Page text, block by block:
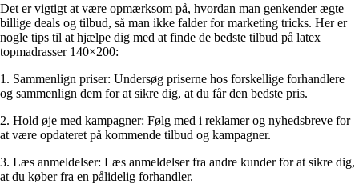
Det er vigtigt at være opmærksom på, hvordan man genkender ægte
billige deals og tilbud, så man ikke falder for marketing tricks. Her er
nogle tips til at hjælpe dig med at finde de bedste tilbud på latex
topmadrasser 140×200:
1. Sammenlign priser: Undersøg priserne hos forskellige forhandlere
og sammenlign dem for at sikre dig, at du får den bedste pris.
2. Hold øje med kampagner: Følg med i reklamer og nyhedsbreve for
at være opdateret på kommende tilbud og kampagner.
3. Læs anmeldelser: Læs anmeldelser fra andre kunder for at sikre dig,
at du køber fra en pålidelig forhandler.